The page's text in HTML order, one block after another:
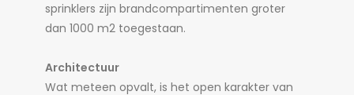
sprinklers zijn brandcompartimenten groter
dan 1000 m2 toegestaan.
Architectuur
Wat meteen opvalt, is het open karakter van